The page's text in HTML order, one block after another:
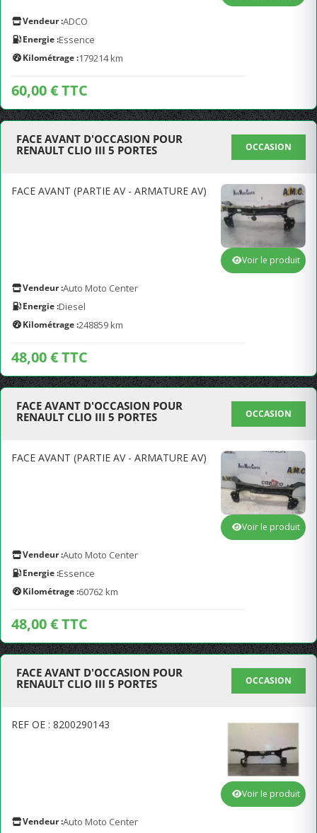
Vendeur :ADCO
Energie :Essence
Kilométrage :179214 km
60,00 € TTC
FACE AVANT D'OCCASION POUR
RENAULT CLIO III 5 PORTES
OCCASION
FACE AVANT (PARTIE AV - ARMATURE AV)
Vendeur :Auto Moto Center
Energie :Diesel
Kilométrage :248859 km
48,00 € TTC
Voir le produit
FACE AVANT D'OCCASION POUR
RENAULT CLIO III 5 PORTES
OCCASION
FACE AVANT (PARTIE AV - ARMATURE AV)
Vendeur :Auto Moto Center
Energie :Essence
Kilométrage :60762 km
48,00 € TTC
Voir le produit
FACE AVANT D'OCCASION POUR
RENAULT CLIO III 5 PORTES
OCCASION
REF OE : 8200290143
Vendeur :Auto Moto Center
Voir le produit